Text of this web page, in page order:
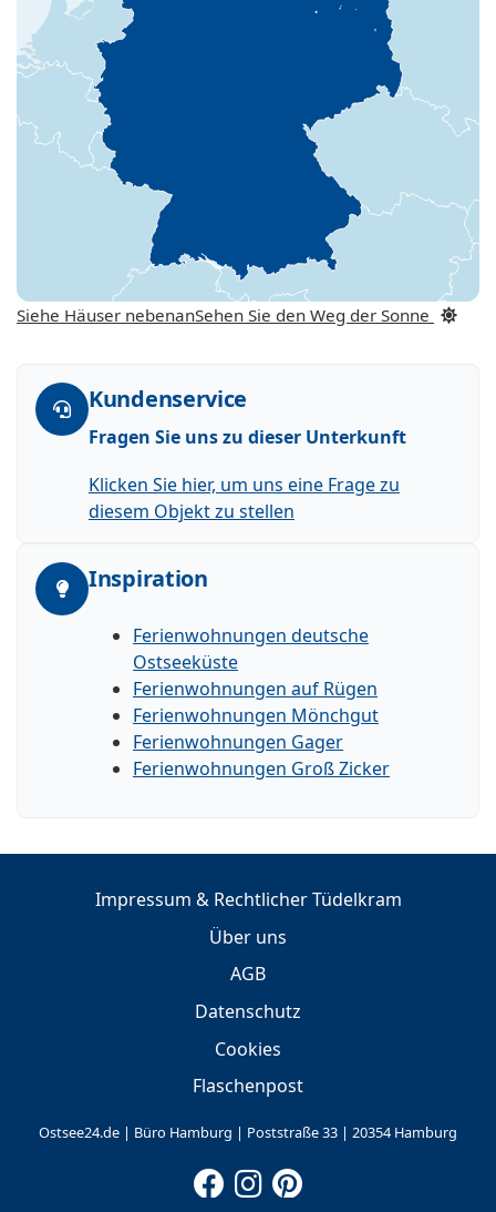
Siehe Häuser nebenanSehen Sie den Weg der Sonne
Kundenservice
Fragen Sie uns zu dieser Unterkunft
Klicken Sie hier, um uns eine Frage zu
diesem Objekt zu stellen
Inspiration
Ferienwohnungen deutsche
Ostseeküste
Ferienwohnungen auf Rügen
Ferienwohnungen Mönchgut
Ferienwohnungen Gager
Ferienwohnungen Groß Zicker
Impressum & Rechtlicher Tüdelkram
Über uns
AGB
Datenschutz
Cookies
Flaschenpost
Ostsee24.de | Büro Hamburg | Poststraße 33 | 20354 Hamburg